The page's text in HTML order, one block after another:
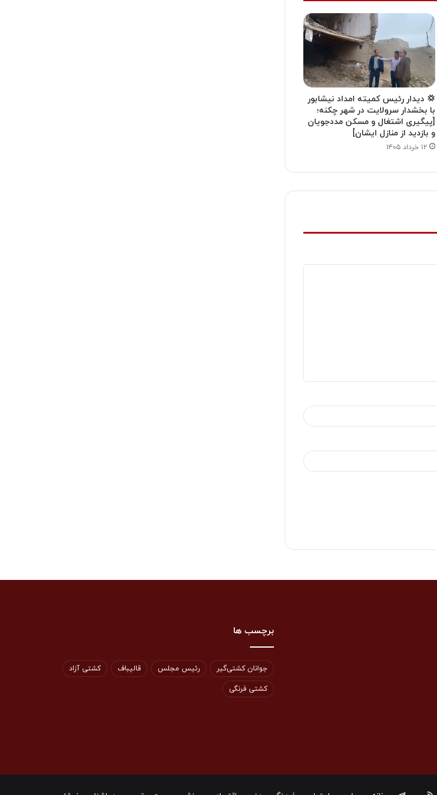
💢 دیدار رئیس کمیته امداد نیشابور
با بخشدار سرولایت در شهر چکنه؛
[پیگیری اشتغال و مسکن مددجویان
و بازدید از منازل ایشان]
۱۲ خرداد ۱۴۰۵
برچسب ها
جوانان کشتی‌گیر رئیس مجلس قالیباف کشتی آزاد
کشتی فرنگی